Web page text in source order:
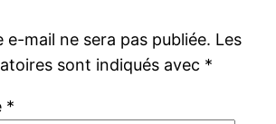
e-mail ne sera pas publiée. Les
sont indiqués avec *
*